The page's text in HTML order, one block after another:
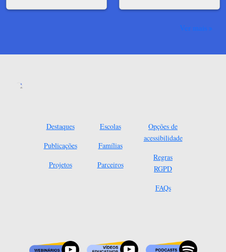
Ver mais
Destaques
Publicações
Projetos
Escolas
Famílias
Parceiros
Opções de
acessibilidade
Regras
RGPD
FAQs